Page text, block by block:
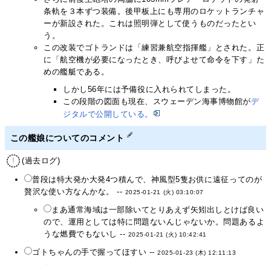
条軌を３本ずつ装備。後甲板上にも専用のロケットランチャ
ーが新設された。これは照明弾として使うものだったとい
う。
この改装でゴトランドは「練習兼航空指揮艦」とされた。正
に「航空機が必要になったとき、呼びよせて命令を下す」た
めの艦艇である。
しかし56年には予備役に入れられてしまった。
この段階の図面も現在、スウェーデン海事博物館がデ
ジタルで公開している。
この艦娘についてのコメント
(過去ログ)
普段は特大発か大発4つ積んで、神風型5隻お供に遠征ってのが
贅沢な使い方なんかな。 -- 2025-01-21 (火) 03:10:07
まあ通常海域は一部除いてとりあえず矢矧出しとけば良い
ので、運用としては特に問題ないんじゃないか。問題あるよ
うな燃費でもないし -- 2025-01-21 (火) 10:42:41
ゴトちゃんの手で握ってほすい --2025-01-23 (木) 12:11:13